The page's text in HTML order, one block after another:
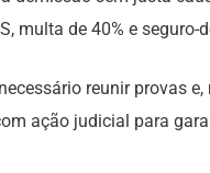
multa de 40% e seguro-
reunir provas
ação judicial para